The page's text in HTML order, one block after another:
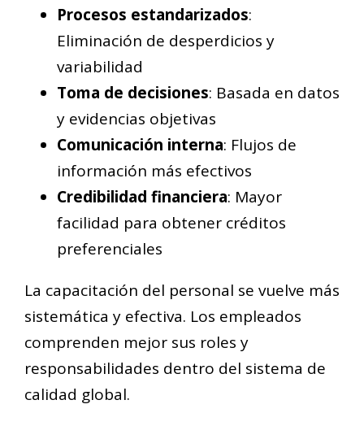
Procesos estandarizados:
Eliminación de desperdicios y
variabilidad
Toma de decisiones: Basada en datos
y evidencias objetivas
Comunicación interna: Flujos de
información más efectivos
Credibilidad financiera: Mayor
facilidad para obtener créditos
preferenciales
La capacitación del personal se vuelve más
sistemática y efectiva. Los empleados
comprenden mejor sus roles y
responsabilidades dentro del sistema de
calidad global.